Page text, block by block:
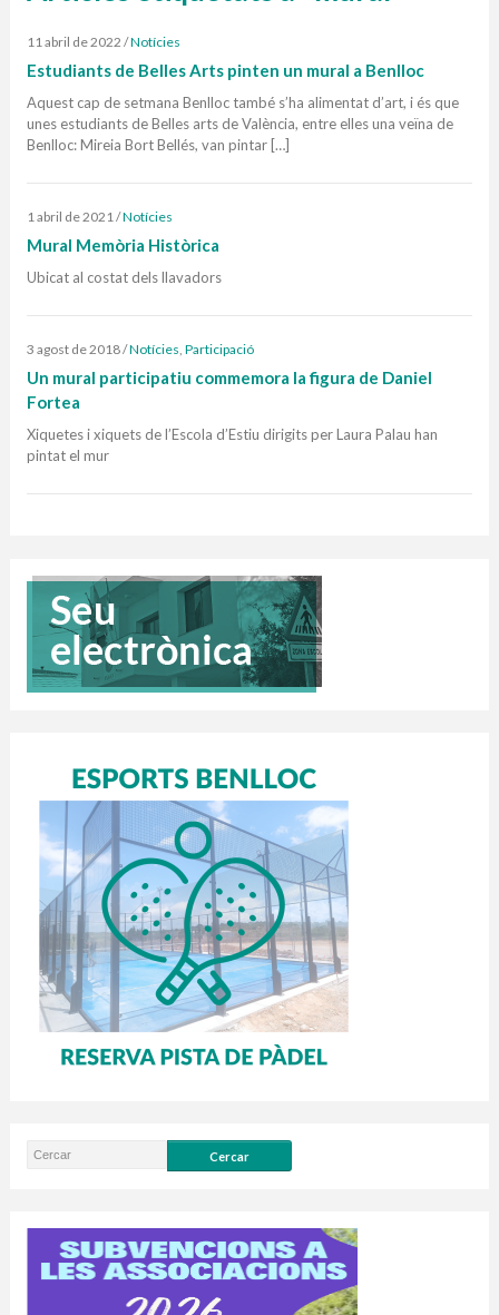
11 abril de 2022 /Notícies
Estudiants de Belles Arts pinten un mural a Benlloc
Aquest cap de setmana Benlloc també s’ha alimentat d’art, i és que
unes estudiants de Belles arts de València, entre elles una veïna de
Benlloc: Mireia Bort Bellés, van pintar […]
1 abril de 2021/Notícies
Mural Memòria Històrica
Ubicat al costat dels llavadors
3 agost de 2018/Notícies, Participació
Un mural participatiu commemora la figura de Daniel
Fortea
Xiquetes i xiquets de l’Escola d’Estiu dirigits per Laura Palau han
pintat el mur